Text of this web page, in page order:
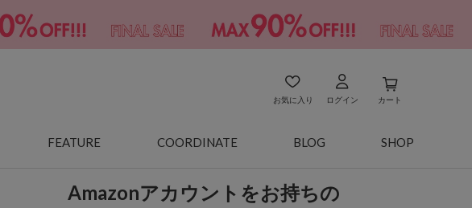
お気に入り ログイン カート
FEATURE COORDINATE BLOG SHOP
Amazonアカウントをお持ちの